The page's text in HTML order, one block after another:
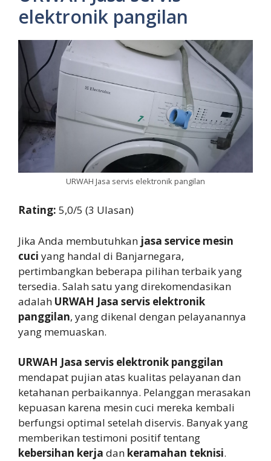
elektronik pangilan
URWAH Jasa servis elektronik pangilan
Rating: 5,0/5 (3 Ulasan)
Jika Anda membutuhkan jasa service mesin
cuci yang handal di Banjarnegara,
pertimbangkan beberapa pilihan terbaik yang
tersedia. Salah satu yang direkomendasikan
adalah URWAH Jasa servis elektronik
panggilan, yang dikenal dengan pelayanannya
yang memuaskan.
URWAH Jasa servis elektronik panggilan
mendapat pujian atas kualitas pelayanan dan
ketahanan perbaikannya. Pelanggan merasakan
kepuasan karena mesin cuci mereka kembali
berfungsi optimal setelah diservis. Banyak yang
memberikan testimoni positif tentang
kebersihan kerja dan keramahan teknisi.